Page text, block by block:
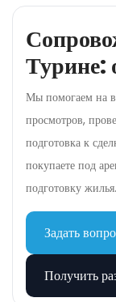
Турине:
Мы помогаем на
просмотров,
подготовка к
покупаете под
подготовку жилья.
Задать
Получить